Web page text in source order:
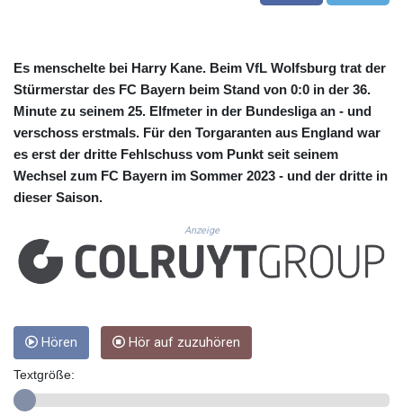
CUC 1.156162
CZK 24.270279
DJF 205.33259
DZD 153.693346
EGP 57.714706
ERN 17.342436
FKP 0.857585
GBP 0.856156
GEL 3.018079
GIP 0.857585
GMD 84.980911
GTQ 8.797491
Es menschelte bei Harry Kane. Beim VfL Wolfsburg trat der
Stürmerstar des FC Bayern beim Stand von 0:0 in der 36.
Minute zu seinem 25. Elfmeter in der Bundesliga an - und
verschoss erstmals. Für den Torgaranten aus England war
es erst der dritte Fehlschuss vom Punkt seit seinem
Wechsel zum FC Bayern im Sommer 2023 - und der dritte in
dieser Saison.
Anzeige
Hören Hör auf zuzuhören
Textgröße: